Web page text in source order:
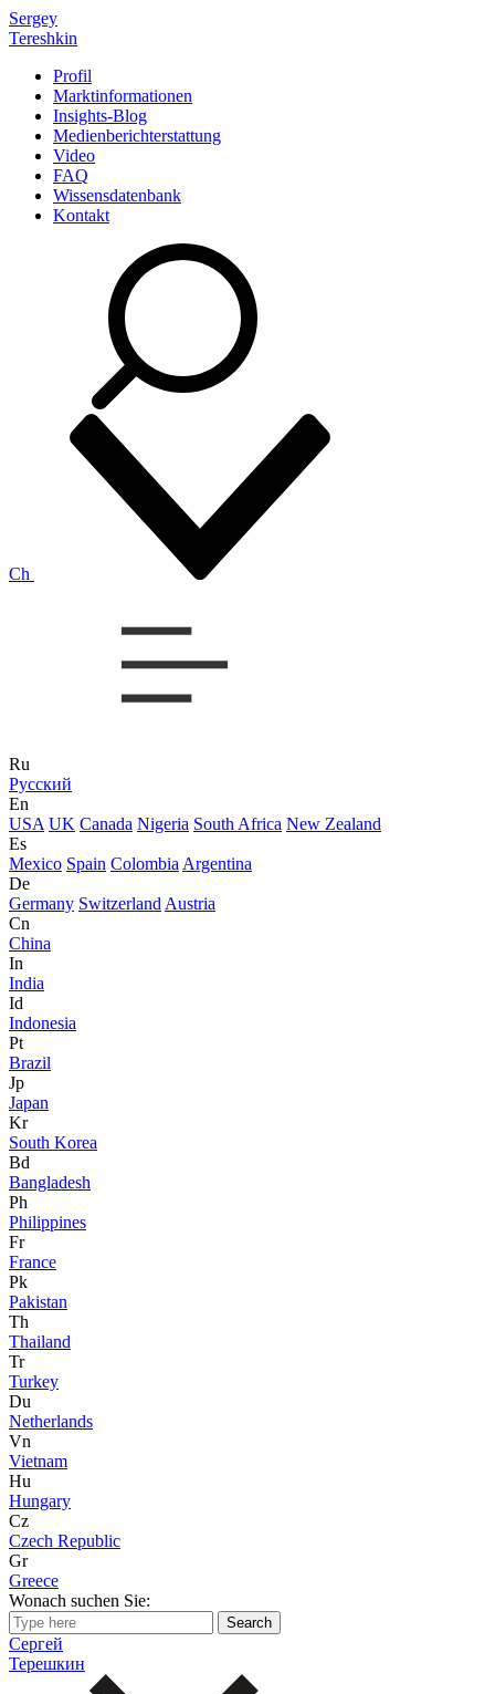
Sergey
Tereshkin
Profil
Marktinformationen
Insights-Blog
Medienberichterstattung
Video
FAQ
Wissensdatenbank
Kontakt
Ch
Ru
Русский
En
USA UK Canada Nigeria South Africa New Zealand
Es
Mexico Spain Colombia Argentina
De
Germany Switzerland Austria
Cn
China
In
India
Id
Indonesia
Pt
Brazil
Jp
Japan
Kr
South Korea
Bd
Bangladesh
Ph
Philippines
Fr
France
Pk
Pakistan
Th
Thailand
Tr
Turkey
Du
Netherlands
Vn
Vietnam
Hu
Hungary
Cz
Czech Republic
Gr
Greece
Wonach suchen Sie:
Сергей
Терешкин